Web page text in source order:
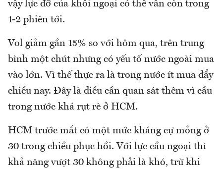
vậy lực đỡ của khối ngoại có thể vẫn còn trong
1-2 phiên tới.
Vol giảm gần 15% so với hôm qua, trên trung
bình một chút nhưng có yếu tố nước ngoài mua
vào lớn. Vì thế thực ra là trong nước ít mua đẩy
chiều nay. Đây là điều cần quan sát thêm vì cầu
trong nước khá rụt rè ở HCM.
HCM trước mắt có một mức kháng cự mỏng ở
30 trong chiều phục hồi. Với lực cầu ngoại thì
khả năng vượt 30 không phải là khó, trừ khi